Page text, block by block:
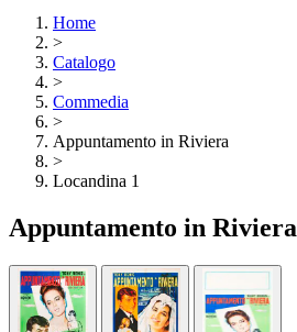
Home
>
Catalogo
>
Commedia
>
Appuntamento in Riviera
>
Locandina 1
Appuntamento in Riviera